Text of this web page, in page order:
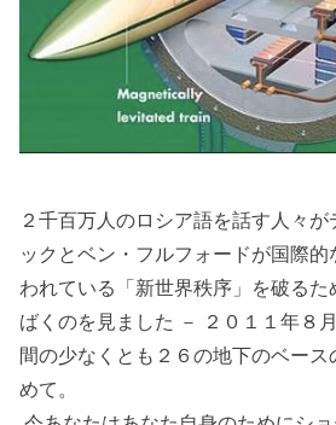
２千百万人のロシア語を話す人々が
ックとベン・フルフォードが国際
われている「新世界秩序」を破るた
ばくのを見ました － ２０１１年８
間の少なくとも２６の地下のベース
めて。